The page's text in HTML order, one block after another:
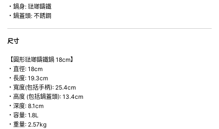
・鍋身: 琺瑯鑄鐵
・鍋蓋頭: 不銹鋼
尺寸
【圓形琺瑯鑄鐵鍋 18cm】
・直徑: 18cm
・長度: 19.3cm
・寬度(包括手柄): 25.4cm
・高度 (包括鍋蓋頭): 13.4cm
・深度: 8.1cm
・容量: 1.8L
・重量: 2.57kg